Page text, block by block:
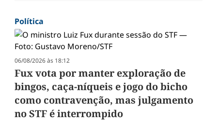
Política
06/08/2026 às 18:12
Fux vota por manter exploração de
bingos, caça-níqueis e jogo do bicho
como contravenção, mas julgamento
no STF é interrompido